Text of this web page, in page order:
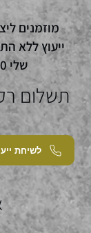
מוזמנים
ייעוץ ללא
שלי
תשלום
לשיחת ייעוץ